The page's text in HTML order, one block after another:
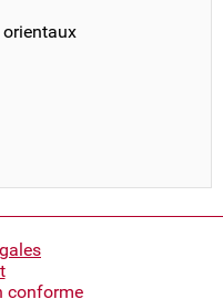
conforme